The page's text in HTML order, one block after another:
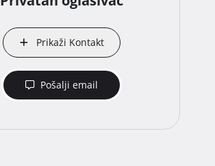
Prikaži Kontakt
Pošalji email